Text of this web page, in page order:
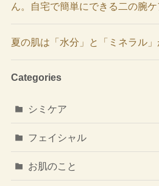
ん。自宅で簡単にできる二の腕
夏の肌は「水分」と「ミネラル
Categories
シミケア
フェイシャル
お肌のこと